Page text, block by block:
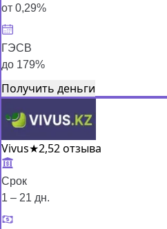
от 0,29%
ГЭСВ
до 179%
Получить деньги
Vivus★2,52 отзыва
Срок
1 – 21 дн.